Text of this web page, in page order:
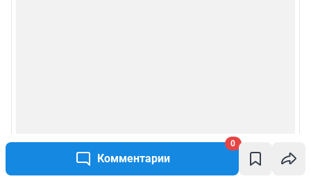
Комментарии
0